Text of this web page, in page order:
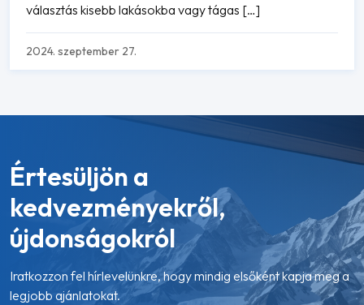
választás kisebb lakásokba vagy tágas […]
2024. szeptember 27.
Értesüljön a
kedvezményekről,
újdonságokról
Iratkozzon fel hírlevelünkre, hogy mindig elsőként kapja meg a
legjobb ajánlatokat.